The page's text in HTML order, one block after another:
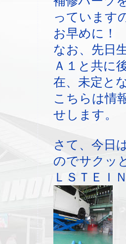
っています
お早めに！
なお、先日
Ａ１と共に
在、未定と
こちらは情
せします。
さて、今日
のでサクッ
ＬＳＴＥＩ